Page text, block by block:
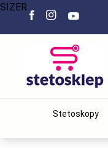
Stetoskopy
SIZER